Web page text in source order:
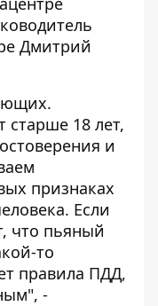
Дмитрий
старше 18 лет,
и
признаках
Если
что пьяный
то
правила ПДД,
-